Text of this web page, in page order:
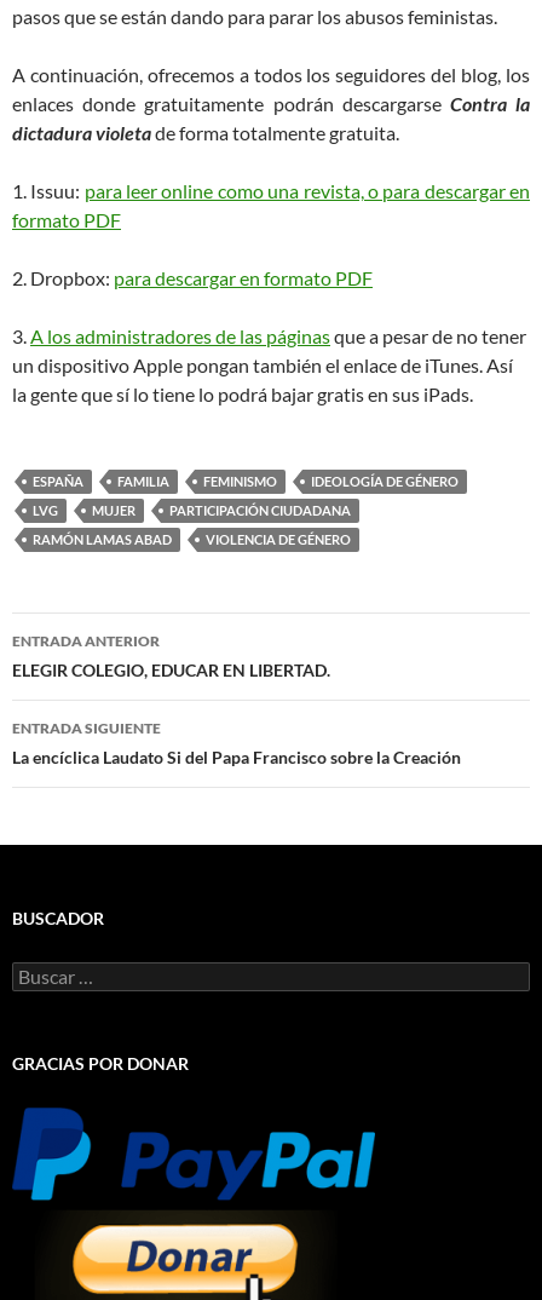
pasos que se están dando para parar los abusos feministas.
A continuación, ofrecemos a todos los seguidores del blog, los
enlaces donde gratuitamente podrán descargarse Contra la
dictadura violetade forma totalmente gratuita.
1. Issuu: para leer online como una revista, o para descargar en
formato PDF
2. Dropbox: para descargar en formato PDF
3. A los administradores de las páginasque a pesar de no tener
un dispositivo Apple pongan también el enlace de iTunes. Así
la gente que sí lo tiene lo podrá bajar gratis en sus iPads.
ESPAÑA FAMILIA FEMINISMO
IDEOLOGÍA DE GÉNERO
LVG
MUJER
PARTICIPACIÓN CIUDADANA
RAMÓN LAMAS ABAD
VIOLENCIA DE GÉNERO
Navegación
de
entradas
ENTRADA ANTERIOR
ELEGIR COLEGIO, EDUCAR EN LIBERTAD.
ENTRADA SIGUIENTE
La encíclica Laudato Si del Papa Francisco sobre la Creación
BUSCADOR
Buscar:
GRACIAS POR DONAR